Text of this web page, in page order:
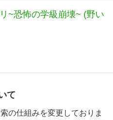
~恐怖の学級崩壊~ (野い
て
の仕組みを変更しておりま